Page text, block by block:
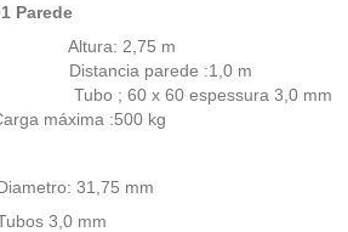
Parede
2,75 m
parede :1,0 m
; 60 x 60 espessura 3,0 mm
máxima :500 kg
31,75 mm
3,0 mm